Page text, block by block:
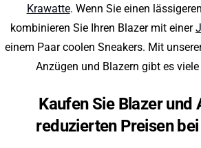
Krawatte. Wenn Sie einen
kombinieren Sie Ihren Blazer mit einer
einem Paar coolen Sneakers. Mit
Anzügen und Blazern gibt es
Kaufen Sie Blazer und
reduzierten Preisen